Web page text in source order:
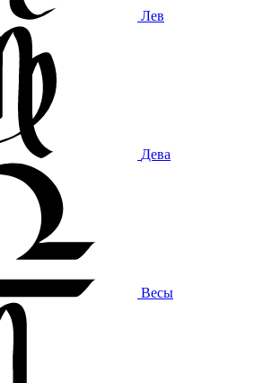
Лев
Дева
Весы